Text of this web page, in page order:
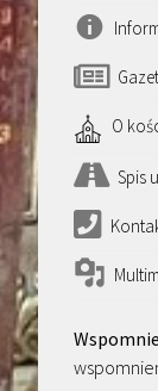
O
Spis